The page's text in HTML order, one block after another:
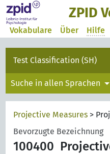
ZPID
Vokabulare Über Hilfe
Test Classification (SH)
Suche in allen Sprachen
Projective Measures >
Bevorzugte Bezeichnung
100400